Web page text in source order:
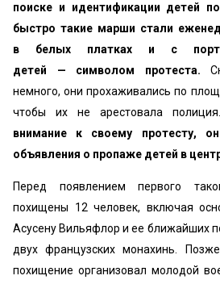
поиске и идентификации детей
быстро такие марши стали
в белых платках и с
детей — символом протеста.
немного, они прохаживались по
чтобы их не арестовала
внимание к своему протесту,
объявления о пропаже детей в
Перед появлением первого
похищены 12 человек, включая
Асусену Вильяфлор и ее ближайших
двух французских монахинь.
похищение организовал молодой